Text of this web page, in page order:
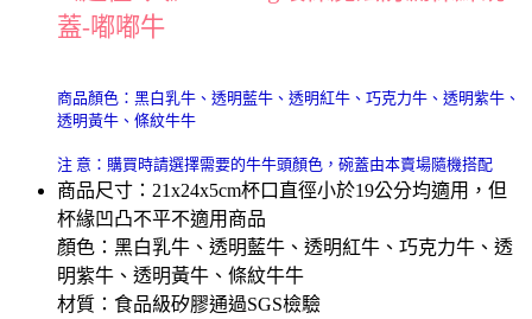
蓋-嘟嘟牛
商品顏色：黑白乳牛、透明藍牛、透明紅牛、巧克力牛、透明紫牛、
透明黃牛、條紋牛牛
注 意：購買時請選擇需要的牛牛頭顏色，碗蓋由本賣場隨機搭配
商品尺寸：21x24x5cm杯口直徑小於19公分均適用，但
杯緣凹凸不平不適用商品
顏色：黑白乳牛、透明藍牛、透明紅牛、巧克力牛、透
明紫牛、透明黃牛、條紋牛牛
材質：食品級矽膠通過SGS檢驗